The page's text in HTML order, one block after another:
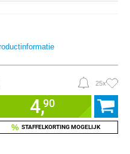
25x
4,90
% STAFFELKORTING MOGELIJK